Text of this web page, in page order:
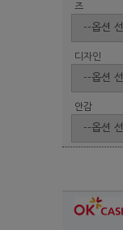
즈
디자인
안감